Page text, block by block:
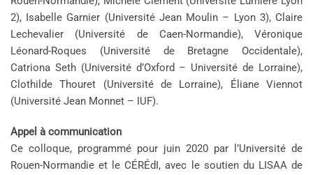
2), Isabelle Garnier (Université Jean Moulin – Lyon 3), Claire
Lechevalier (Université de Caen-Normandie), Véronique
Léonard-Roques (Université de Bretagne Occidentale),
Catriona Seth (Université d’Oxford – Université de Lorraine),
Clothilde Thouret (Université de Lorraine), Éliane Viennot
(Université Jean Monnet – IUF).
Appel à communication
Ce colloque, programmé pour juin 2020 par l’Université de
Rouen-Normandie et le CÉRÉdI, avec le soutien du LISAA de